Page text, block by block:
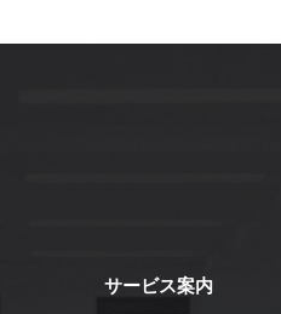
サービス案内